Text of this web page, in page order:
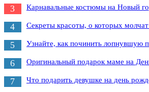
3 Карнавальные костюмы на Новый
4 Секреты красоты, о которых
5 Узнайте, как починить лопнувшую
6 Оригинальный подарок маме на
7 Что подарить девушке на день